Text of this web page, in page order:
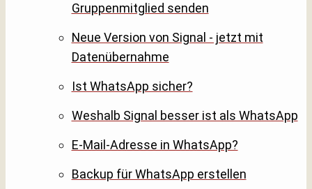
Gruppenmitglied senden
Neue Version von Signal - jetzt mit
Datenübernahme
Ist WhatsApp sicher?
Weshalb Signal besser ist als WhatsApp
E-Mail-Adresse in WhatsApp?
Backup für WhatsApp erstellen